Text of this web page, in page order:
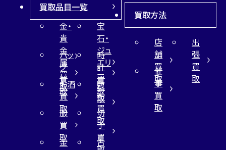
買取品目一覧
金・
貴
金
属
買
取
宝
石・
ジュ
エリ
ー
買
取
バッ
グ
買
取
時
計
買
取
お酒
買
取
財
布
買
取
服
買
取
切
手
買
金
古
買取方法
店
舗
買
取
出
張
買
取
催
事
買
取